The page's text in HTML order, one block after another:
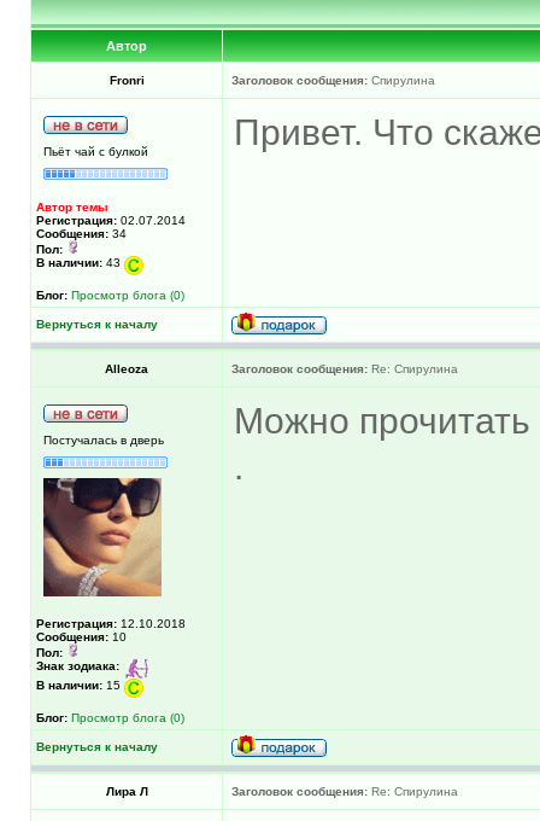
Автор
Fronri Заголовок сообщения: Спирулина
Пьёт чай с булкой
Автор темы
Регистрация: 02.07.2014
Сообщения: 34
Пол:
В наличии: 43
Блог: Просмотр блога (0)
Привет. Что
Вернуться к началу
Alleoza Заголовок сообщения: Re: Спирулина
Постучалась в дверь
Регистрация: 12.10.2018
Сообщения: 10
Пол:
Знак зодиака:
В наличии: 15
Блог: Просмотр блога (0)
Можно прочитать
.
Вернуться к началу
Лира Л Заголовок сообщения: Re: Спирулина